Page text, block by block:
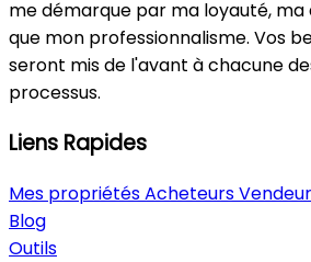
me démarque par ma loyauté, ma
que mon professionnalisme. Vos
seront mis de l'avant à chacune
processus.
Liens Rapides
Mes propriétésAcheteurs
Blog
Outils